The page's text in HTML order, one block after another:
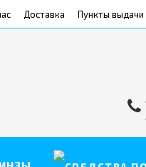
Доставка Пункты выдачи